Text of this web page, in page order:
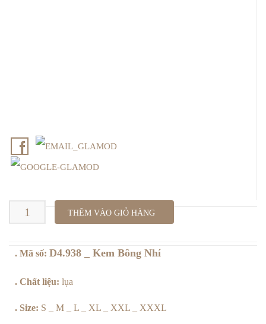
D4.938
Kem
Bông
THÊM VÀO GIỎ HÀNG
. Mã số: D4.938 _ Kem Bông Nhí
. Chất liệu: lụa
. Size: S _ M _ L _ XL _ XXL _ XXXL